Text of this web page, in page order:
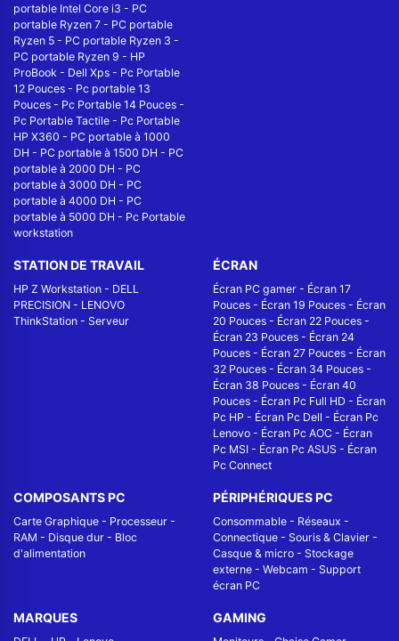
portable Intel Core i3 - PC
portable Ryzen 7 - PC portable
Ryzen 5 - PC portable Ryzen 3 -
PC portable Ryzen 9 - HP
ProBook - Dell Xps - Pc Portable
12 Pouces - Pc portable 13
Pouces - Pc Portable 14 Pouces -
Pc Portable Tactile - Pc Portable
HP X360 - PC portable à 1000
DH - PC portable à 1500 DH - PC
portable à 2000 DH - PC
portable à 3000 DH - PC
portable à 4000 DH - PC
portable à 5000 DH - Pc Portable
workstation
STATION DE TRAVAIL
HP Z Workstation - DELL
PRECISION - LENOVO
ThinkStation - Serveur
ÉCRAN
Écran PC gamer - Écran 17
Pouces - Écran 19 Pouces - Écran
20 Pouces - Écran 22 Pouces -
Écran 23 Pouces - Écran 24
Pouces - Écran 27 Pouces - Écran
32 Pouces - Écran 34 Pouces -
Écran 38 Pouces - Écran 40
Pouces - Écran Pc Full HD - Écran
Pc HP - Écran Pc Dell - Écran Pc
Lenovo - Écran Pc AOC - Écran
Pc MSI - Écran Pc ASUS - Écran
Pc Connect
COMPOSANTS PC
Carte Graphique - Processeur -
RAM - Disque dur - Bloc
d'alimentation
PÉRIPHÉRIQUES PC
Consommable - Réseaux -
Connectique - Souris & Clavier -
Casque & micro - Stockage
externe - Webcam - Support
écran PC
MARQUES GAMING